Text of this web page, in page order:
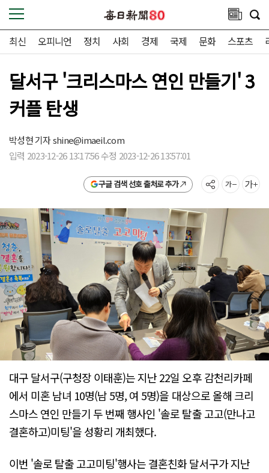
최신 오피니언 정치 사회 경제 국제 문화 스포츠
달서구 '크리스마스 연인 만들기' 3
커플 탄생
박성현 기자shine@imaeil.com
입력 2023-12-26 13:17:56 수정 2023-12-26 13:57:01
구글 검색 선호 출처로 추가
대구 달서구(구청장 이태훈)는 지난 22일 오후 감천리카페
에서 미혼 남녀 10명(남 5명, 여 5명)을 대상으로 올해 크리
스마스 연인 만들기 두 번째 행사인 '솔로 탈출 고고(만나고
결혼하고)미팅'을 성황리 개최했다.
이번 '솔로 탈출 고고미팅'행사는 결혼친화 달서구가 지난